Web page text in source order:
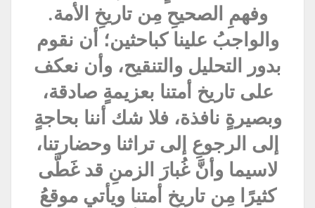
وفهمِ الصحيحِ مِن تاريخِ الأمة.
والواجبُ علينا كباحثين؛ أن نقوم
بدور التحليل والتنقيح، وأن نعكف
على تاريخ أمتنا بعزيمةٍ صادقة،
وبصيرةٍ نافذة، فلا شك أننا بحاجةٍ
إلى الرجوعِ إلى تراثنا وحضارتنا،
لاسيما وأنَّ غُبارَ الزمنِ قد غَطَّى
كثيرًا مِن تاريخِ أمتنا ويأتي موقعُ